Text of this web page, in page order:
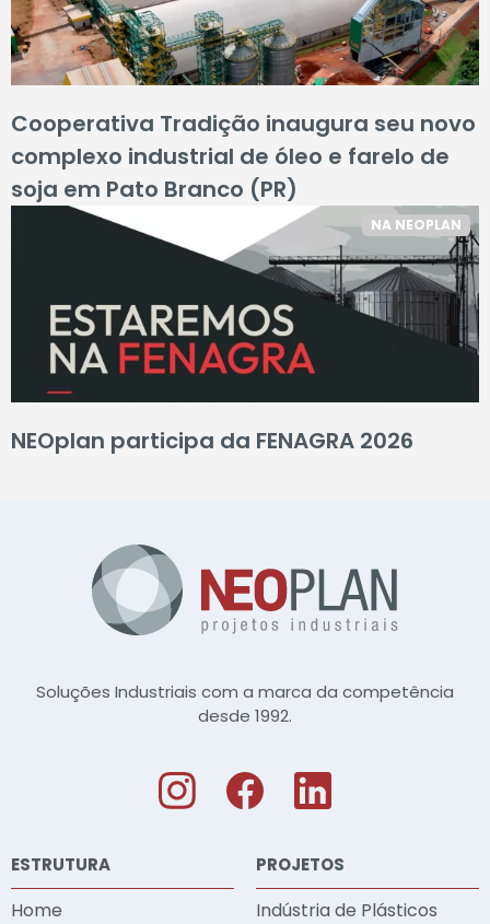
Cooperativa Tradição inaugura seu novo
complexo industrial de óleo e farelo de
soja em Pato Branco (PR)
NEOplan participa da FENAGRA 2026
NA NEOPLAN
Soluções Industriais com a marca da competência
desde 1992.
ESTRUTURA
Home
PROJETOS
Indústria de Plásticos